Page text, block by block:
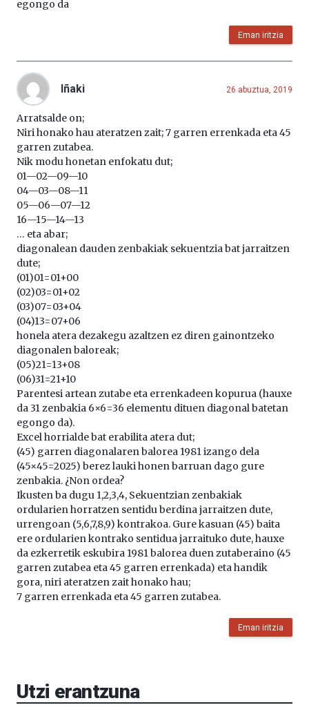
egongo da
Eman iritzia
Iñaki 26 abuztua, 2019
Arratsalde on;
Niri honako hau ateratzen zait; 7 garren errenkada eta 45
garren zutabea.
Nik modu honetan enfokatu dut;
01—02—09—10
04—03—08—11
05—06—07—12
16—15—14—13
… eta abar;
diagonalean dauden zenbakiak sekuentzia bat jarraitzen
dute;
(01)01=01+00
(02)03=01+02
(03)07=03+04
(04)13=07+06
honela atera dezakegu azaltzen ez diren gainontzeko
diagonalen baloreak;
(05)21=13+08
(06)31=21+10
Parentesi artean zutabe eta errenkadeen kopurua (hauxe
da 31 zenbakia 6×6=36 elementu dituen diagonal batetan
egongo da).
Excel horrialde bat erabilita atera dut;
(45) garren diagonalaren balorea 1981 izango dela
(45×45=2025) berez lauki honen barruan dago gure
zenbakia. ¿Non ordea?
Ikusten ba dugu 1,2,3,4, Sekuentzian zenbakiak
ordularien horratzen sentidu berdina jarraitzen dute,
urrengoan (5,6,7,8,9) kontrakoa. Gure kasuan (45) baita
ere ordularien kontrako sentidua jarraituko dute, hauxe
da ezkerretik eskubira 1981 balorea duen zutaberaino (45
garren zutabea eta 45 garren errenkada) eta handik
gora, niri ateratzen zait honako hau;
7 garren errenkada eta 45 garren zutabea.
Eman iritzia
Utzi erantzuna